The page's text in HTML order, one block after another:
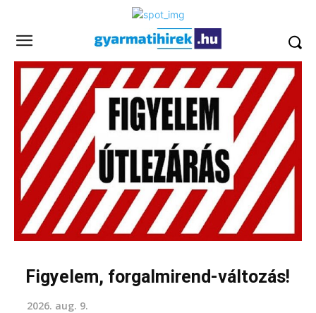
Figyelem, forgalmirend-változás!
2026. aug. 9.